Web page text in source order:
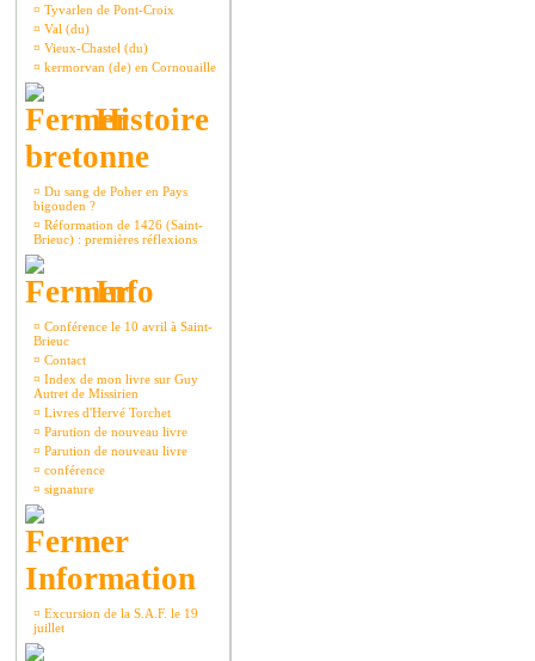
¤ Tyvarlen de Pont-Croix
¤ Val (du)
¤ Vieux-Chastel (du)
¤ kermorvan (de) en Cornouaille
Histoire
bretonne
¤ Du sang de Poher en Pays
bigouden ?
¤ Réformation de 1426 (Saint-
Brieuc) : premières réflexions
Info
¤ Conférence le 10 avril à Saint-
Brieuc
¤ Contact
¤ Index de mon livre sur Guy
Autret de Missirien
¤ Livres d'Hervé Torchet
¤ Parution de nouveau livre
¤ Parution de nouveau livre
¤ conférence
¤ signature
Information
¤ Excursion de la S.A.F. le 19
juillet